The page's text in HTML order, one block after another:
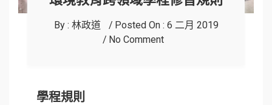
By : 林政道 Posted On : 6 二月 2019
No Comment
學程規則